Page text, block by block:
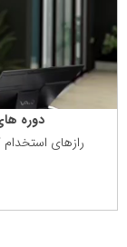
دوره
رازهای